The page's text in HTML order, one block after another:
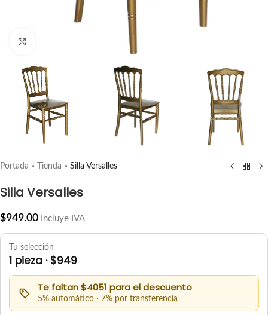
Portada » Tienda » Silla Versalles
Silla Versalles
$949.00 Incluye IVA
Tu selección
1 pieza · $949
Te faltan $4051 para el descuento
5% automático · 7% por transferencia